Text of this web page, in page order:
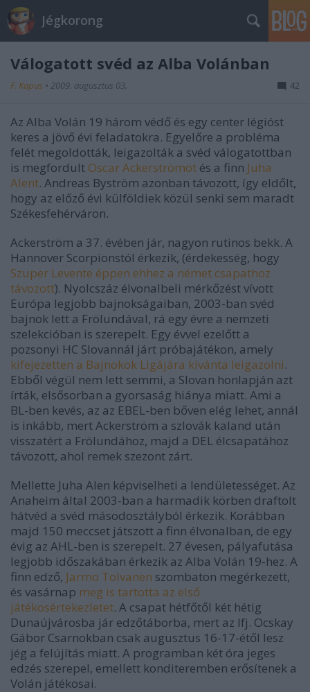
Jégkorong
Válogatott svéd az Alba Volánban
F. Kapus • 2009. augusztus 03. 42
Az Alba Volán 19 három védő és egy center légióst
keres a jövő évi feladatokra. Egyelőre a probléma
felét megoldották, leigazolták a svéd válogatottban
is megfordult Oscar Ackerströmöt és a finn Juha
Alent. Andreas Byström azonban távozott, így eldőlt,
hogy az előző évi külföldiek közül senki sem maradt
Székesfehérváron.
Ackerström a 37. évében jár, nagyon rutinos bekk. A
Hannover Scorpionstól érkezik, (érdekesség, hogy
Szuper Levente éppen ehhez a német csapathoz
távozott). Nyolcszáz élvonalbeli mérkőzést vívott
Európa legjobb bajnokságaiban, 2003-ban svéd
bajnok lett a Frölundával, rá egy évre a nemzeti
szelekcióban is szerepelt. Egy évvel ezelőtt a
pozsonyi HC Slovannál járt próbajátékon, amely
kifejezetten a Bajnokok Ligájára kívánta leigazolni.
Ebből végül nem lett semmi, a Slovan honlapján azt
írták, elsősorban a gyorsaság hiánya miatt. Ami a
BL-ben kevés, az az EBEL-ben bőven elég lehet, annál
is inkább, mert Ackerström a szlovák kaland után
visszatért a Frölundához, majd a DEL élcsapatához
távozott, ahol remek szezont zárt.
Mellette Juha Alen képviselheti a lendületességet. Az
Anaheim által 2003-ban a harmadik körben draftolt
hátvéd a svéd másodosztályból érkezik. Korábban
majd 150 meccset játszott a finn élvonalban, de egy
évig az AHL-ben is szerepelt. 27 évesen, pályafutása
legjobb időszakában érkezik az Alba Volán 19-hez. A
finn edző, Jarmo Tolvanen szombaton megérkezett,
és vasárnap meg is tartotta az első
játékosértekezletet. A csapat hétfőtől két hétig
Dunaújvárosba jár edzőtáborba, mert az Ifj. Ocskay
Gábor Csarnokban csak augusztus 16-17-étől lesz
jég a felújítás miatt. A programban két óra jeges
edzés szerepel, emellett konditeremben erősítenek a
Volán játékosai.